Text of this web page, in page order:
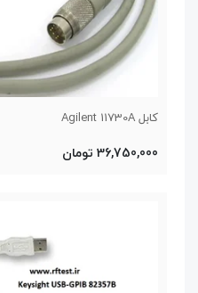
کابل Agilent 11730A
36,750,000 تومان